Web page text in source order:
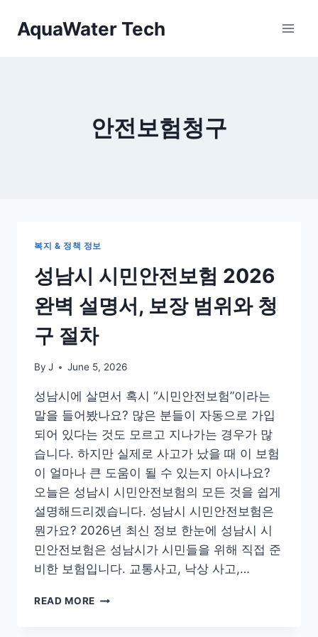
AquaWater Tech
안전보험청구
복지 & 정책 정보
성남시 시민안전보험 2026
완벽 설명서, 보장 범위와 청
구 절차
By J June 5, 2026
성남시에 살면서 혹시 “시민안전보험”이라는
말을 들어봤나요? 많은 분들이 자동으로 가입
되어 있다는 것도 모르고 지나가는 경우가 많
습니다. 하지만 실제로 사고가 났을 때 이 보험
이 얼마나 큰 도움이 될 수 있는지 아시나요?
오늘은 성남시 시민안전보험의 모든 것을 쉽게
설명해드리겠습니다. 성남시 시민안전보험은
뭔가요? 2026년 최신 정보 한눈에 성남시 시
민안전보험은 성남시가 시민들을 위해 직접 준
비한 보험입니다. 교통사고, 낙상 사고,…
READ MORE 성